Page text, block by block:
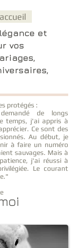
et
vos
protégés :
de longs
temps, j'ai appris à
Ce sont des
Au début, je
à faire un numéro
sauvages. Mais à
j'ai réussi à
Le courant